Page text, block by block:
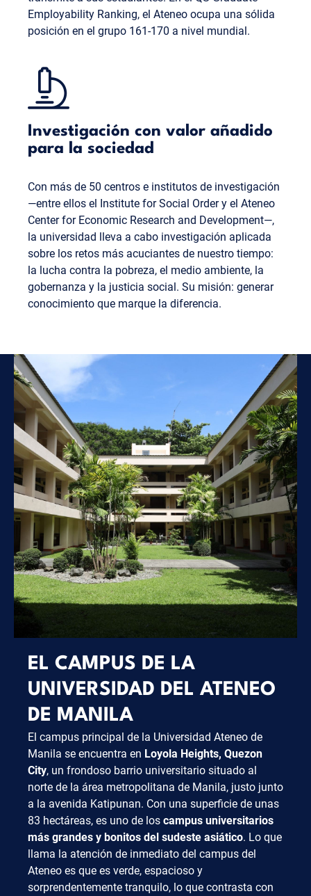
Employability Ranking, el Ateneo ocupa una sólida
posición en el grupo 161-170 a nivel mundial.
Investigación con valor añadido
para la sociedad
Con más de 50 centros e institutos de investigación
—entre ellos el Institute for Social Order y el Ateneo
Center for Economic Research and Development—,
la universidad lleva a cabo investigación aplicada
sobre los retos más acuciantes de nuestro tiempo:
la lucha contra la pobreza, el medio ambiente, la
gobernanza y la justicia social. Su misión: generar
conocimiento que marque la diferencia.
EL CAMPUS DE LA
UNIVERSIDAD DEL ATENEO
DE MANILA
El campus principal de la Universidad Ateneo de
Manila se encuentra en Loyola Heights, Quezon
City, un frondoso barrio universitario situado al
norte de la área metropolitana de Manila, justo junto
a la avenida Katipunan. Con una superficie de unas
83 hectáreas, es uno de los campus universitarios
más grandes y bonitos del sudeste asiático. Lo que
llama la atención de inmediato del campus del
Ateneo es que es verde, espacioso y
sorprendentemente tranquilo, lo que contrasta con